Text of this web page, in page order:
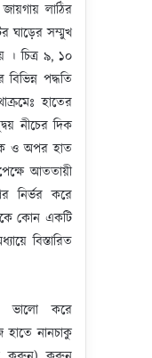
লাঠির
ঘাড়ের সম্মুখ
। চিত্র ৯, ১০
পদ্ধতি
হাতের
নীচের দিক
ও অপর হাত
আততায়ী
নির্ভর করে
কোন একটি
বিস্তারিত
ভালো করে
নানচাকু